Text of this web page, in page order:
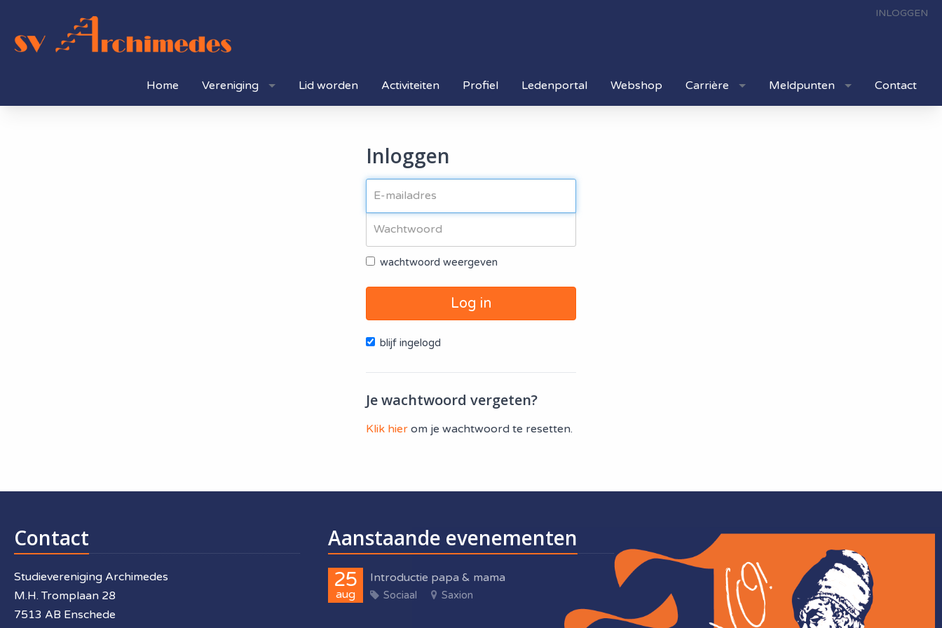
INLOGGEN
Home Vereniging Lid worden Activiteiten Profiel Ledenportal Webshop Carrière Meldpunten Contact
Inloggen
wachtwoord weergeven
Log in
blijf ingelogd
Je wachtwoord vergeten?
Klik hier om je wachtwoord te resetten.
Contact
Studievereniging Archimedes
M.H. Tromplaan 28
7513 AB Enschede
Aanstaande evenementen
25
aug
Introductie papa & mama
Sociaal Saxion